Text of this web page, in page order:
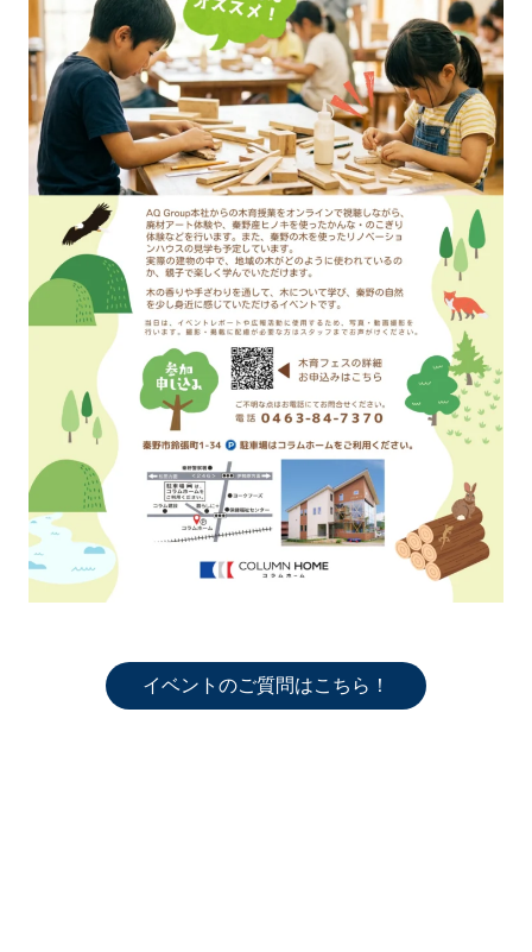
イベントのご質問はこちら！